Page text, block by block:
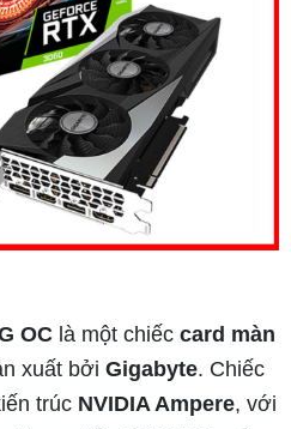
OC là một chiếc card màn
xuất bởi Gigabyte. Chiếc
trúc NVIDIA Ampere, với